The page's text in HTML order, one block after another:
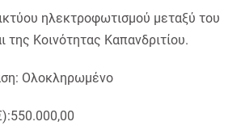
ηλεκτροφωτισμού μεταξύ του
Κοινότητας Καπανδριτίου.
Ολοκληρωμένο